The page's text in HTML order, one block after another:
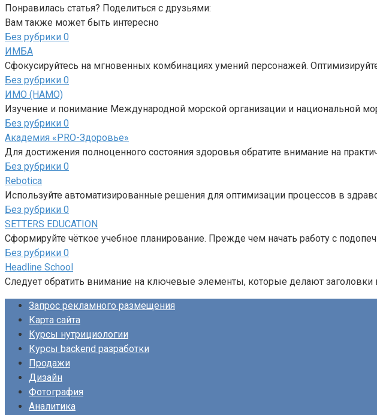
Понравилась статья? Поделиться с друзьями:
Вам также может быть интересно
Без рубрики 0
ИМБА
Сфокусируйтесь на мгновенных комбинациях умений персонажей.
Без рубрики 0
ИМО (НАМО)
Изучение и понимание Международной морской организации и национальной
Без рубрики 0
Академия «PRO-Здоровье»
Для достижения полноценного состояния здоровья обратите внимание на
Без рубрики 0
Rebotica
Используйте автоматизированные решения для оптимизации процессов в
Без рубрики 0
SETTERS EDUCATION
Сформируйте чёткое учебное планирование. Прежде чем начать работу с
Без рубрики 0
Headline School
Следует обратить внимание на ключевые элементы, которые делают
Запрос рекламного размещения
Карта сайта
Курсы нутрициологии
Курсы backend разработки
Продажи
Дизайн
Фотография
Аналитика